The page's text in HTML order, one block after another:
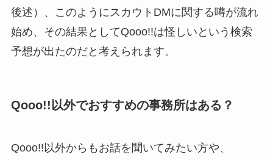
後述）、このようにスカウトDMに関する噂が流れ
始め、その結果としてQooo!!は怪しいという検索
予想が出たのだと考えられます。
Qooo!!以外でおすすめの事務所はある？
Qooo!!以外からもお話を聞いてみたい方や、